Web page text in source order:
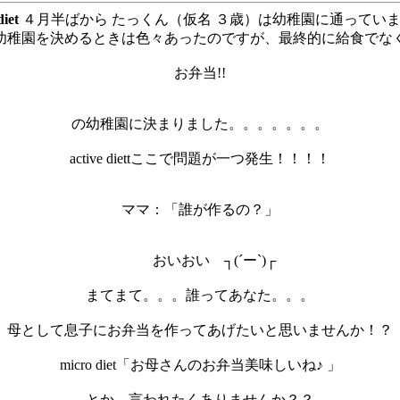
４月半ばから たっくん（仮名 ３歳）は幼稚園に通っていま
稚園を決めるときは色々あったのですが、最終的に給食でな
お弁当!!
の幼稚園に決まりました。。。。。。。
active diettここで問題が一つ発生！！！！
ママ：「誰が作るの？」
おいおい ┐(´ー`)┌
まてまて。。。誰ってあなた。。。
母として息子にお弁当を作ってあげたいと思いませんか！？
micro diet「お母さんのお弁当美味しいね♪ 」